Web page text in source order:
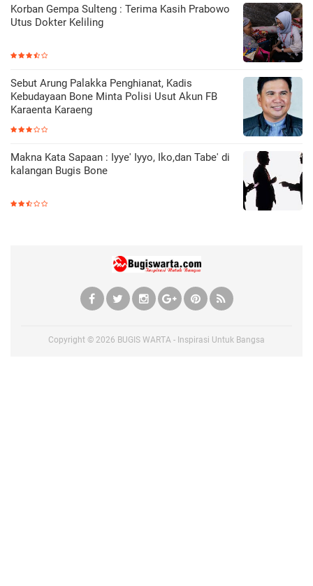
Korban Gempa Sulteng : Terima Kasih Prabowo
Utus Dokter Keliling
Sebut Arung Palakka Penghianat, Kadis
Kebudayaan Bone Minta Polisi Usut Akun FB
Karaenta Karaeng
Makna Kata Sapaan : Iyye' Iyyo, Iko,dan Tabe' di
kalangan Bugis Bone
Copyright © 2026 BUGIS WARTA - Inspirasi Untuk Bangsa